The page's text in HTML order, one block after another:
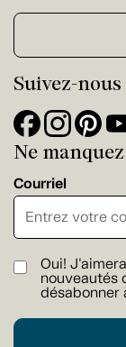
Suivez-nous
Ne
Courriel
Oui!
nouveautés
désabonner